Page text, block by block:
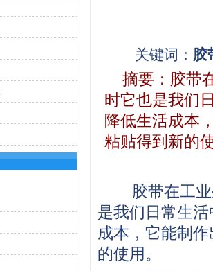
关键词： 胶
摘要： 胶带
时它也是我们
降低生活成本
粘贴得到新的
胶带在工业
是我们日常生
成本，它能制
的使用。